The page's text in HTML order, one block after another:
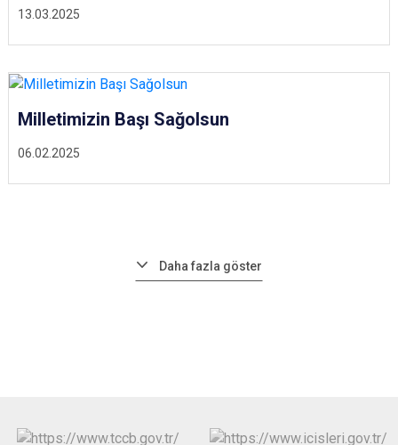
13.03.2025
06.02.2025
Milletimizin Başı Sağolsun
Daha fazla göster